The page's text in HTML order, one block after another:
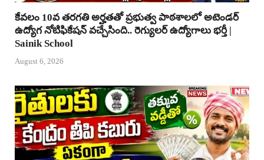
కేవలం 10వ తరగతి అర్హతతో ప్రభుత్వ పాఠశాలలో అటెండర్
ఉద్యోగ నోటిఫికేషన్ వచ్చేసింది.. రెగ్యులర్ ఉద్యోగాలు భర్తీ |
Sainik School
August 6, 2026